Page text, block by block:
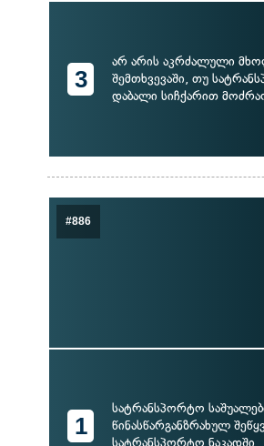
3
არ არის აკრძალული
შემთხვევაში, თუ
დაბალი სიჩქარით
#886
1
სატრანსპორტო
წინასწარგანზრახულ
სატრანსპორტო ნაკადში